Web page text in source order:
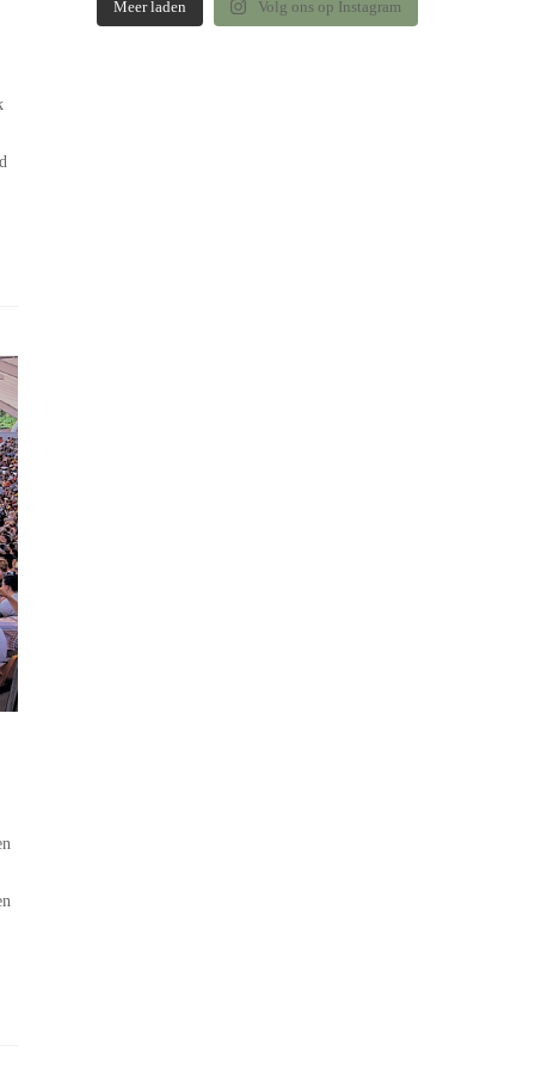
Meer laden Volg ons op Instagram